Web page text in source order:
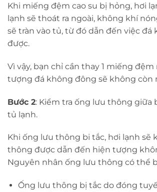
Khi miếng đệm cao su bị hỏng, hơi
lạnh sẽ thoát ra ngoài, không khí
sẽ tràn vào tủ, từ đó dẫn đến việc đá
được.
Vì vậy, bạn chỉ cần thay 1 miếng
tượng đá không đông sẽ không còn
Bước 2: Kiểm tra ống lưu thông giữa
tủ lạnh.
Khi ống lưu thông bi tắc, hơi lạnh sẽ
thông được dẫn đến hiện tượng
Nguyên nhân ống lưu thông có thể
Ống lưu thông bị tắc do đóng